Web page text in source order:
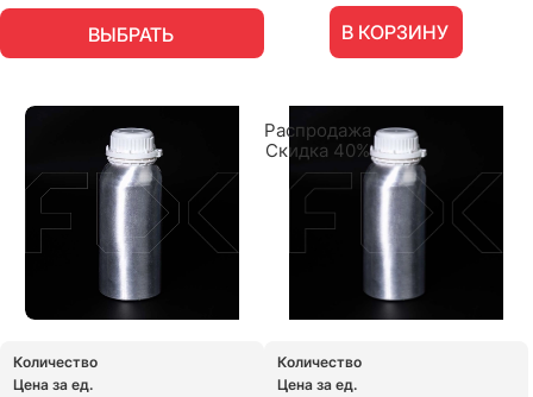
ВЫБРАТЬ В КОРЗИНУ
Количество
Цена за ед.
Распродажа
Скидка 40%
Количество
Цена за ед.